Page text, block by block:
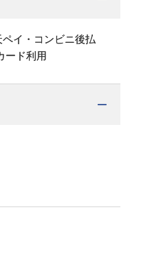
イ・コンビニ後払
ード利用